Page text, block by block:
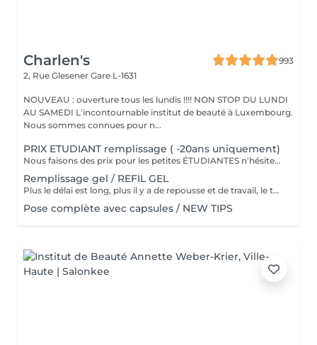
Charlen's
993
2, Rue Glesener Gare L-1631
NOUVEAU : ouverture tous les lundis !!!! NON STOP DU LUNDI
AU SAMEDI L'incontournable institut de beauté à Luxembourg.
Nous sommes connues pour n...
PRIX ETUDIANT remplissage ( -20ans uniquement)
Nous faisons des prix pour les petites ÉTUDIANTES n'hésitez pas a passer
Remplissage gel / REFIL GEL
Plus le délai est long, plus il y a de repousse et de travail, le tarif s'adapte donc au temps écoulé depuis votre dernier rendez-vous. Merci de choisir le remplissage adapté
Pose complète avec capsules / NEW TIPS